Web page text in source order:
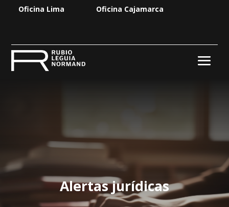
Oficina Lima Oficina Cajamarca
Alertas jurídicas